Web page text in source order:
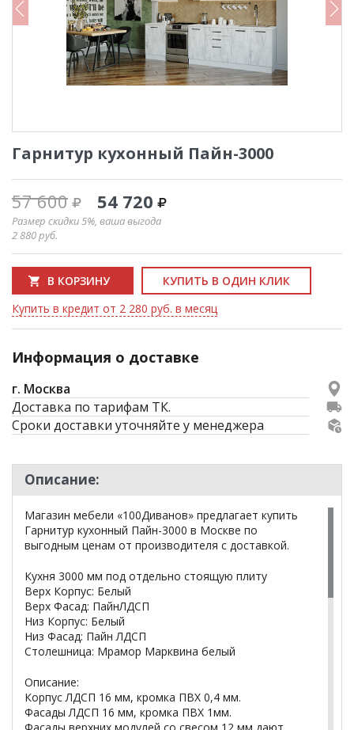
Гарнитур кухонный Пайн-3000
57 600 54 720
Размер скидки 5%, ваша выгода
2 880руб.
В КОРЗИНУ
КУПИТЬ В ОДИН КЛИК
Купить в кредит от 2 280 руб. в месяц
Информация о доставке
г. Москва
Доставка по тарифам ТК.
Сроки доставки уточняйте у менеджера
Описание:
Магазин мебели «100Диванов» предлагает купить
Гарнитур кухонный Пайн-3000 в Москве по
выгодным ценам от производителя с доставкой.
Кухня 3000 мм под отдельно стоящую плиту
Верх Корпус: Белый
Верх Фасад: ПайнЛДСП
Низ Корпус: Белый
Низ Фасад: Пайн ЛДСП
Столешница: Мрамор Марквина белый
Описание:
Корпус ЛДСП 16 мм, кромка ПВХ 0,4 мм.
Фасады ЛДСП 16 мм, кромка ПВХ 1мм.